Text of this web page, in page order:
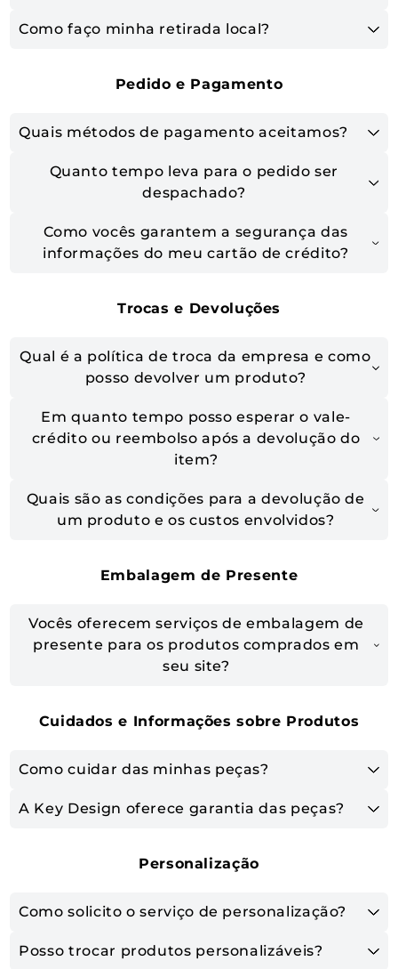
Como faço minha retirada local?
Pedido e Pagamento
Quais métodos de pagamento aceitamos?
Quanto tempo leva para o pedido ser
despachado?
Como vocês garantem a segurança das
informações do meu cartão de crédito?
Trocas e Devoluções
Qual é a política de troca da empresa e como
posso devolver um produto?
Em quanto tempo posso esperar o vale-
crédito ou reembolso após a devolução do
item?
Quais são as condições para a devolução de
um produto e os custos envolvidos?
Embalagem de Presente
Vocês oferecem serviços de embalagem de
presente para os produtos comprados em
seu site?
Cuidados e Informações sobre Produtos
Como cuidar das minhas peças?
A Key Design oferece garantia das peças?
Personalização
Como solicito o serviço de personalização?
Posso trocar produtos personalizáveis?